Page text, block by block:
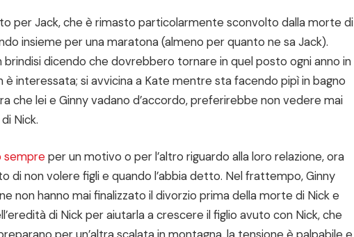
per Jack, che è rimasto particolarmente sconvolto dalla morte di
insieme per una maratona (almeno per quanto ne sa Jack).
brindisi dicendo che dovrebbero tornare in quel posto ogni anno in
è interessata; si avvicina a Kate mentre sta facendo pipì in bagno
che lei e Ginny vadano d’accordo, preferirebbe non vedere mai
Nick.
sempre per un motivo o per l’altro riguardo alla loro relazione, ora
di non volere figli e quando l’abbia detto. Nel frattempo, Ginny
non hanno mai finalizzato il divorzio prima della morte di Nick e
di Nick per aiutarla a crescere il figlio avuto con Nick, che